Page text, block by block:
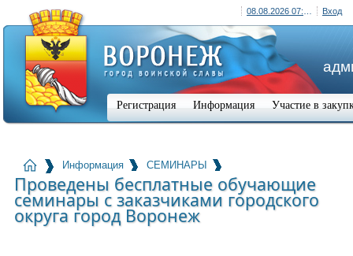
Вход
Регистрация Информация Участие в
Информация СЕМИНАРЫ
Проведены бесплатные обучающие
семинары с заказчиками городского
округа город Воронеж